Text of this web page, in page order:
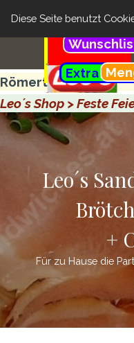
Diese Seite benutzt
..........
Cart:
Extra
Feinste
..
Menü
Römertopf
Leo´s Shop > Feste
Leo´s
+
Für zu Hause die